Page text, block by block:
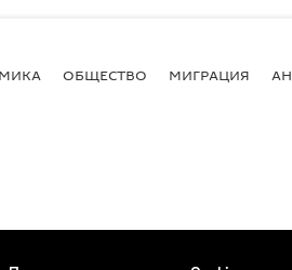
ОБЩЕСТВО МИГРАЦИЯ